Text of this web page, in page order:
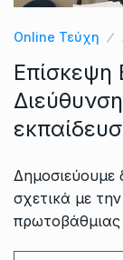
Online Τεύχη
Επίσκεψη
Δημοσιεύουμε
σχετικά με
πρωτοβάθμιας